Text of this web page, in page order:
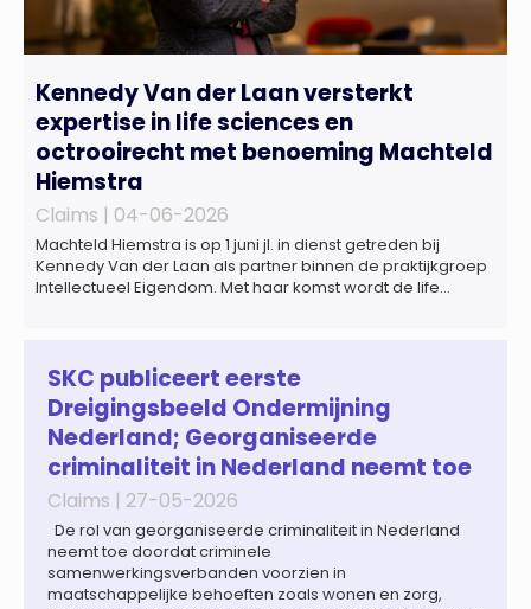
Kennedy Van der Laan versterkt
expertise in life sciences en
octrooirecht met benoeming Machteld
Hiemstra
Claims | 04-06-2026
Machteld Hiemstra is op 1 juni jl. in dienst getreden bij
Kennedy Van der Laan als partner binnen de praktijkgroep
Intellectueel Eigendom. Met haar komst wordt de life
regelgeving relevant voor de life sciences sector en de […]
SKC publiceert eerste
Dreigingsbeeld Ondermijning
Nederland; Georganiseerde
criminaliteit in Nederland neemt toe
Claims | 27-05-2026
De rol van georganiseerde criminaliteit in Nederland
neemt toe doordat criminele
samenwerkingsverbanden voorzien in
maatschappelijke behoeften zoals wonen en zorg,